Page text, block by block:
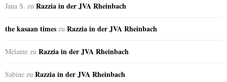
Jana S. zu Razzia in der JVA Rheinbach
the kasaan times zu Razzia in der JVA Rheinbach
Melanie zu Razzia in der JVA Rheinbach
Sabine zu Razzia in der JVA Rheinbach